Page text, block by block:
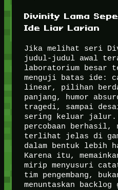
Divinity Lama
Ide Liar Larian
Jika melihat seri
judul-judul awal
laboratorium besar
menguji batas ide:
linear, pilihan
panjang, humor
tragedi, sampai
sering keluar jalur.
percobaan berhasil,
terlihat jelas di
dalam bentuk lebih
Karena itu,
mirip menyusuri
tim pengembang,
menuntaskan